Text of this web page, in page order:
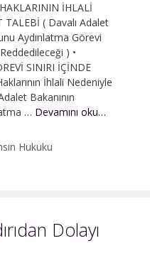
İHLALİ
TALEBİ ( Davalı Adalet
Aydınlatma Görevi
Reddedileceği ) •
SINIRI İÇİNDE
İhlali Nedeniyle
Bakanının
… Devamını oku…
Hukuku
Dolayı